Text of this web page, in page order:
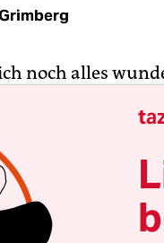
noch alles
von
enthüllt: Nicht
Ver.di mit